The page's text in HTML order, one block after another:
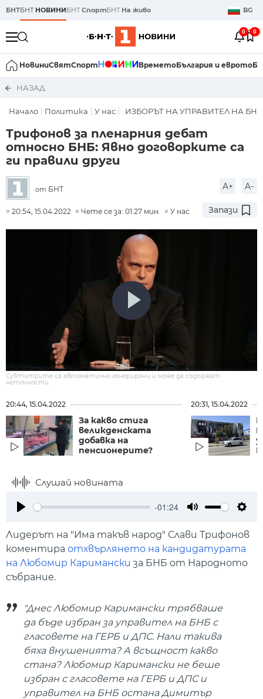
БНТБНТ НОВИНИБНТСпортБНТ На живо BG
0 0
НовиниСвятСпорт ВреметоБългария и еврото
НАЗАД
Начало Политика У нас ИЗБОРЪТ НА УПРАВИТЕЛ НА БНБ
Трифонов за пленарния дебат
относно БНБ: Явно договорките са
ги правили други
от БНТ A+ A-
20:54, 15.04.2022 Чете се за: 01:27 мин. У нас Запази
Субтитрите са автоматично генерирани и може да съдържат
неточности.
20:44, 15.04.2022
За какво стига
великденската
добавка на
пенсионерите?
20:31, 15.04.2022
Слушай новината
-01:24
Лидерът на "Има такъв народ" Слави Трифонов
коментира отхвърлянето на кандидатурата
на Любомир Каримански за БНБ от Народното
събрание.
"Днес Любомир Каримански трябваше
да бъде избран за управител на БНБ с
гласовете на ГЕРБ и ДПС. Нали такива
бяха внушенията? А всъщност какво
стана? Любомир Каримански не беше
избран с гласовете на ГЕРБ и ДПС и
управител на БНБ остана Димитър